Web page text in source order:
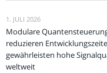
1. JULI 2026
Modulare
reduzieren
gewährleisten hohe
weltweit